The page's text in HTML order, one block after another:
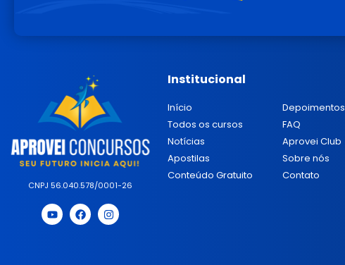
CNPJ 56.040.578/0001-26
Institucional
Início
Todos os cursos
Notícias
Apostilas
Conteúdo Gratuito
Depoimentos
FAQ
Aprovei Club
Sobre nós
Contato